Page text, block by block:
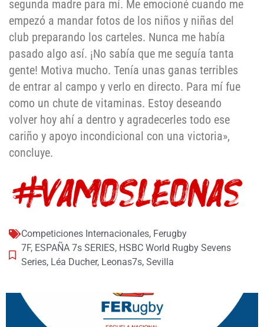
segunda madre para mí. Me emocioné cuando me
empezó a mandar fotos de los niños y niñas del
club preparando los carteles. Nunca me había
pasado algo así. ¡No sabía que me seguía tanta
gente! Motiva mucho. Tenía unas ganas terribles
de entrar al campo y verlo en directo. Para mí fue
como un chute de vitaminas. Estoy deseando
volver hoy ahí a dentro y agradecerles todo ese
cariño y apoyo incondicional con una victoria»,
concluye.
Competiciones Internacionales, Ferugby
7F, ESPAÑA 7s SERIES, HSBC World Rugby Sevens
Series, Léa Ducher, Leonas7s, Sevilla